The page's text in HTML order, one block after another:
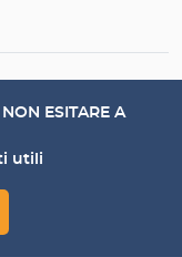
ESITARE A
utili